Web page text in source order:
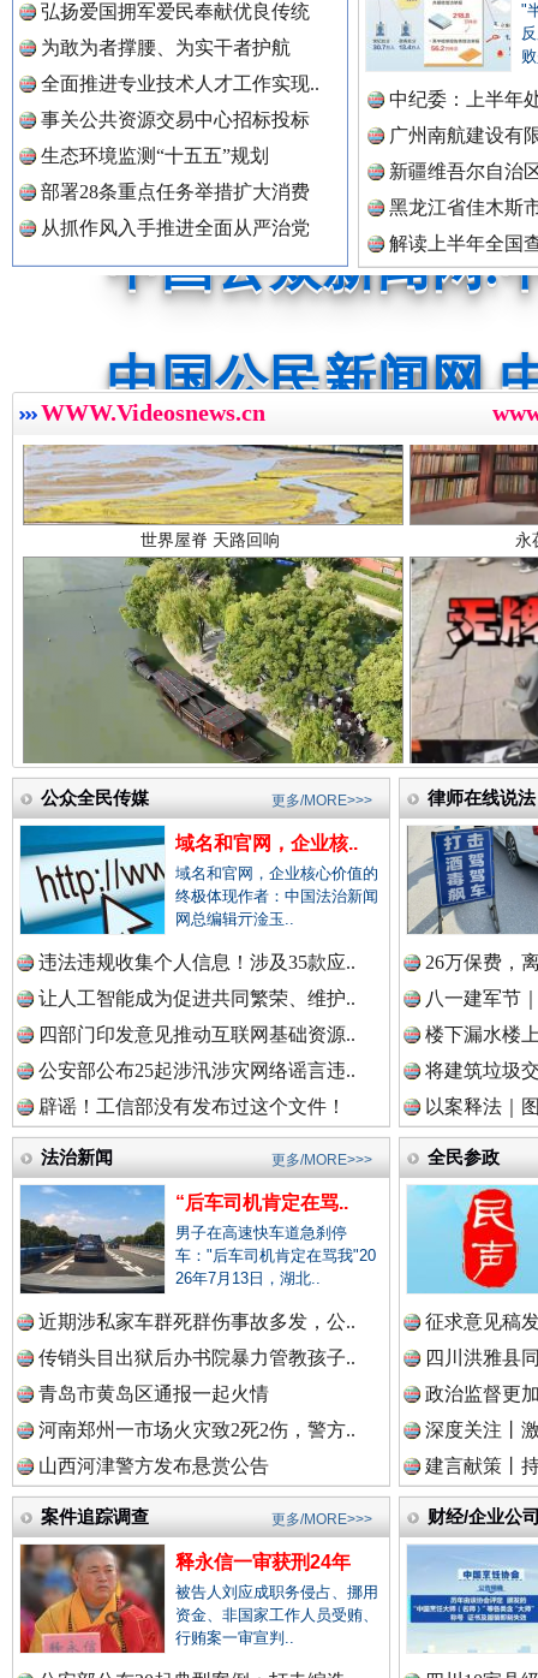
弘扬爱国拥军爱民奉献优良传统
为敢为者撑腰、为实干者护航
全面推进专业技术人才工作实现..
事关公共资源交易中心招标投标
生态环境监测“十五五”规划
部署28条重点任务举措扩大消费
从抓作风入手推进全面从严治党
"
中纪委：上半年
广州南航建设有
新疆维吾尔自治
黑龙江省佳木斯
解读上半年全国
数据
中国全民新闻网.
中国公众新闻网.
中国公民新闻网.
中国公共新闻网.
中国法制新闻网.
中国法治新闻网.
中国法院新闻网.
中国检察新闻网.
中国医药新闻网.
中国企业新闻网.
中国农业新闻网.
中国视频新闻网.
中国廉政法纪网.
中国律师在线.
WWW.Videosnews.cn
“后车司机肯定在骂我” 全民健
世界屋脊 天路回响 永
红船起航处 潮起向未来 广州
三年瞒报超千万 隐匿收入偷税被查处..
祁连巍巍树丰碑 高回报
一枚“钉子”竟然扎入要害部门
公众全民传媒
域名和官网，企业核..
域名和官网，企业核心价值的
终极体现作者：中国法治新闻
网总编辑亓淦玉..
违法违规收集个人信息！涉及35款应..
让人工智能成为促进共同繁荣、维护..
四部门印发意见推动互联网基础资源..
公安部公布25起涉汛涉灾网络谣言违..
辟谣！工信部没有发布过这个文件！
更多/MORE>>> 律师在线说法
26万保费，
八一建军节
楼下漏水楼
将建筑垃圾
以案释法｜
法治新闻
“后车司机肯定在骂..
男子在高速快车道急刹停
车："后车司机肯定在骂我"20
26年7月13日，湖北..
近期涉私家车群死群伤事故多发，公..
传销头目出狱后办书院暴力管教孩子..
青岛市黄岛区通报一起火情
河南郑州一市场火灾致2死2伤，警方..
山西河津警方发布悬赏公告
更多/MORE>>> 全民参政
征求意见稿
四川洪雅县
政治监督更
深度关注丨
建言献策丨
案件追踪调查
释永信一审获刑24年
被告人刘应成职务侵占、挪用
资金、非国家工作人员受贿、
行贿案一审宣判..
更多/MORE>>> 财经/企业公